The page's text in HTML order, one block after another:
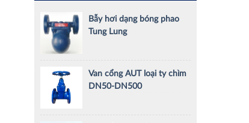
Bẫy hơi dạng bóng phao
Tung Lung
Van cổng AUT loại ty chìm
DN50-DN500